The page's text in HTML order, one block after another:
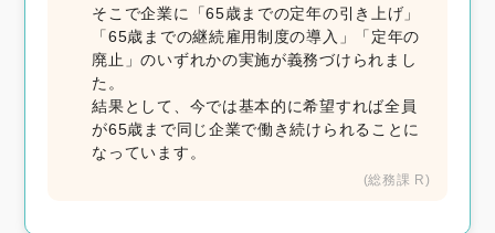
そこで企業に「65歳までの定年の引き上げ」
「65歳までの継続雇用制度の導入」「定年の
廃止」のいずれかの実施が義務づけられまし
た。
結果として、今では基本的に希望すれば全員
が65歳まで同じ企業で働き続けられることに
なっています。
(総務課 R)